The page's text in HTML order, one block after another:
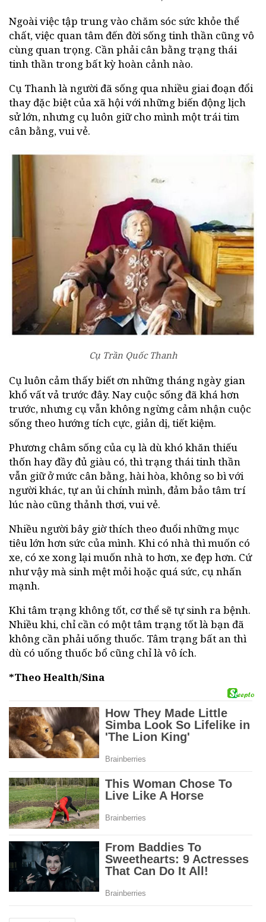
Ngoài việc tập trung vào chăm sóc sức khỏe thể
chất, việc quan tâm đến đời sống tinh thần cũng vô
cùng quan trọng. Cần phải cân bằng trạng thái
tinh thần trong bất kỳ hoàn cảnh nào.
Cụ Thanh là người đã sống qua nhiều giai đoạn đổi
thay đặc biệt của xã hội với những biến động lịch
sử lớn, nhưng cụ luôn giữ cho mình một trái tim
cân bằng, vui vẻ.
Cụ Trần Quốc Thanh
Cụ luôn cảm thấy biết ơn những tháng ngày gian
khổ vất vả trước đây. Nay cuộc sống đã khá hơn
trước, nhưng cụ vẫn không ngừng cảm nhận cuộc
sống theo hướng tích cực, giản dị, tiết kiệm.
Phương châm sống của cụ là dù khó khăn thiếu
thốn hay đầy đủ giàu có, thì trạng thái tinh thần
vẫn giữ ở mức cân bằng, hài hòa, không so bì với
người khác, tự an ủi chính mình, đảm bảo tâm trí
lúc nào cũng thảnh thơi, vui vẻ.
Nhiều người bây giờ thích theo đuổi những mục
tiêu lớn hơn sức của mình. Khi có nhà thì muốn có
xe, có xe xong lại muốn nhà to hơn, xe đẹp hơn. Cứ
như vậy mà sinh mệt mỏi hoặc quá sức, cụ nhấn
mạnh.
Khi tâm trạng không tốt, cơ thể sẽ tự sinh ra bệnh.
Nhiều khi, chỉ cần có một tâm trạng tốt là bạn đã
không cần phải uống thuốc. Tâm trạng bất an thì
dù có uống thuốc bổ cũng chỉ là vô ích.
*Theo Health/Sina